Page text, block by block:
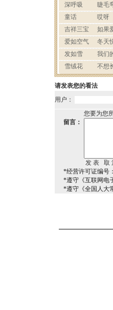
请发表您的看法
用户：
您要为您
留言：
*经营许可证编号
*遵守《互联网电
*遵守《全国人大